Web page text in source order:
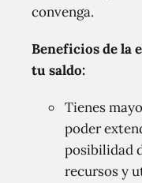
convenga.
Beneficios de la
tu saldo:
Tienes
poder
posibilidad
recursos y